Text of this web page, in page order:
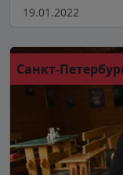
19.01.2022
Санкт-